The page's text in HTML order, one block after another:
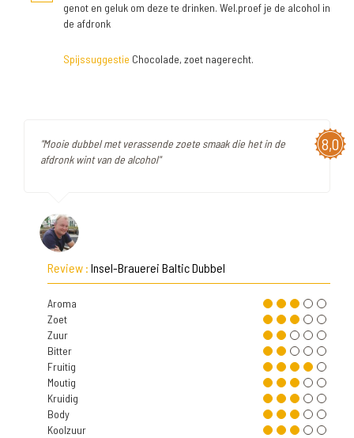
genot en geluk om deze te drinken. Wel.proef je de alcohol in
de afdronk
Spijssuggestie Chocolade, zoet nagerecht.
8,0
"Mooie dubbel met verassende zoete smaak die het in de
afdronk wint van de alcohol"
Review : Insel-Brauerei Baltic Dubbel
Aroma
Zoet
Zuur
Bitter
Fruitig
Moutig
Kruidig
Body
Koolzuur